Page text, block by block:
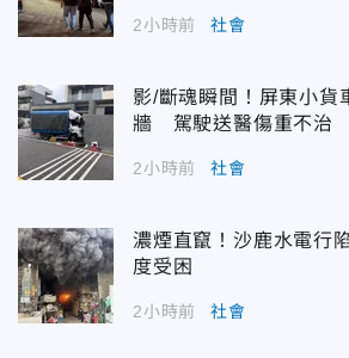
2小時前 社會
影/斷魂瞬間！屏東小貨
牆 駕駛送醫傷重不治
2小時前 社會
濃煙直竄！沙鹿水電行
度受困
2小時前 社會